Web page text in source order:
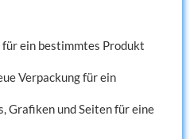
ein bestimmtes Produkt
Verpackung für ein
Grafiken und Seiten für eine